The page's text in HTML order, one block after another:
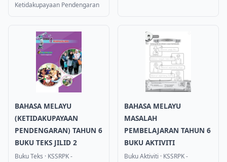
Ketidakupayaan Pendengaran
BAHASA MELAYU
(KETIDAKUPAYAAN
PENDENGARAN) TAHUN 6
BUKU TEKS JILID 2
Buku Teks · KSSRPK -
BAHASA MELAYU
MASALAH
PEMBELAJARAN TAHUN 6
BUKU AKTIVITI
Buku Aktiviti · KSSRPK -